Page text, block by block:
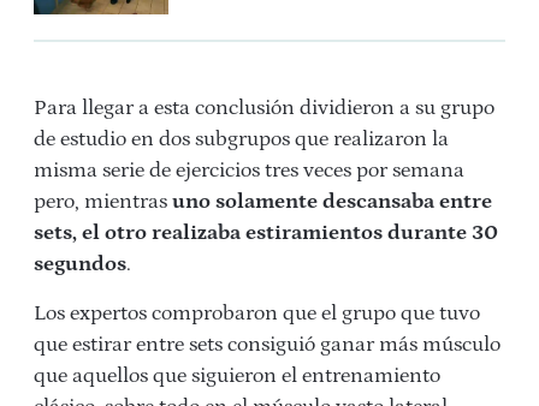
Para llegar a esta conclusión dividieron a su grupo
de estudio en dos subgrupos que realizaron la
misma serie de ejercicios tres veces por semana
pero, mientras uno solamente descansaba entre
sets, el otro realizaba estiramientos durante 30
segundos.
Los expertos comprobaron que el grupo que tuvo
que estirar entre sets consiguió ganar más músculo
que aquellos que siguieron el entrenamiento